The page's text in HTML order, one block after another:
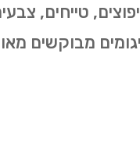
טייחים,
מבוקשים